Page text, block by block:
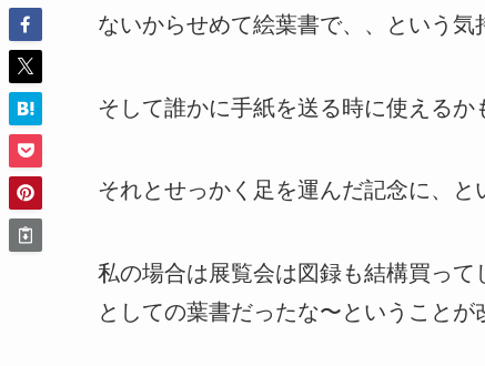
ないからせめて絵葉書で、、という気
そして誰かに手紙を送る時に使えるか
それとせっかく足を運んだ記念に、と
私の場合は展覧会は図録も結構買っ
としての葉書だったな〜ということが